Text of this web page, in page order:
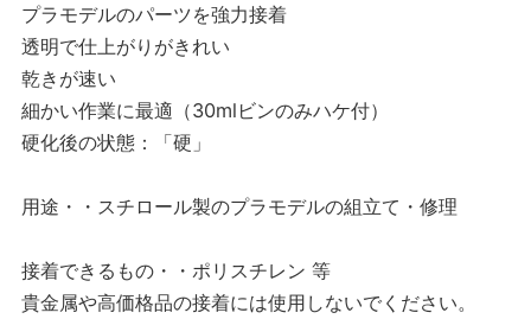
プラモデルのパーツを強力接着
透明で仕上がりがきれい
乾きが速い
細かい作業に最適（30mlビンのみハケ付）
硬化後の状態：「硬」
用途・・スチロール製のプラモデルの組立て・修理
接着できるもの・・ポリスチレン 等
貴金属や高価格品の接着には使用しないでください。